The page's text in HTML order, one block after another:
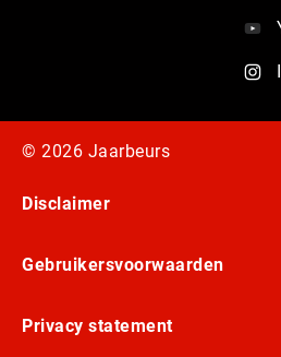
© 2026 Jaarbeurs
Disclaimer
Gebruikersvoorwaarden
Privacy statement